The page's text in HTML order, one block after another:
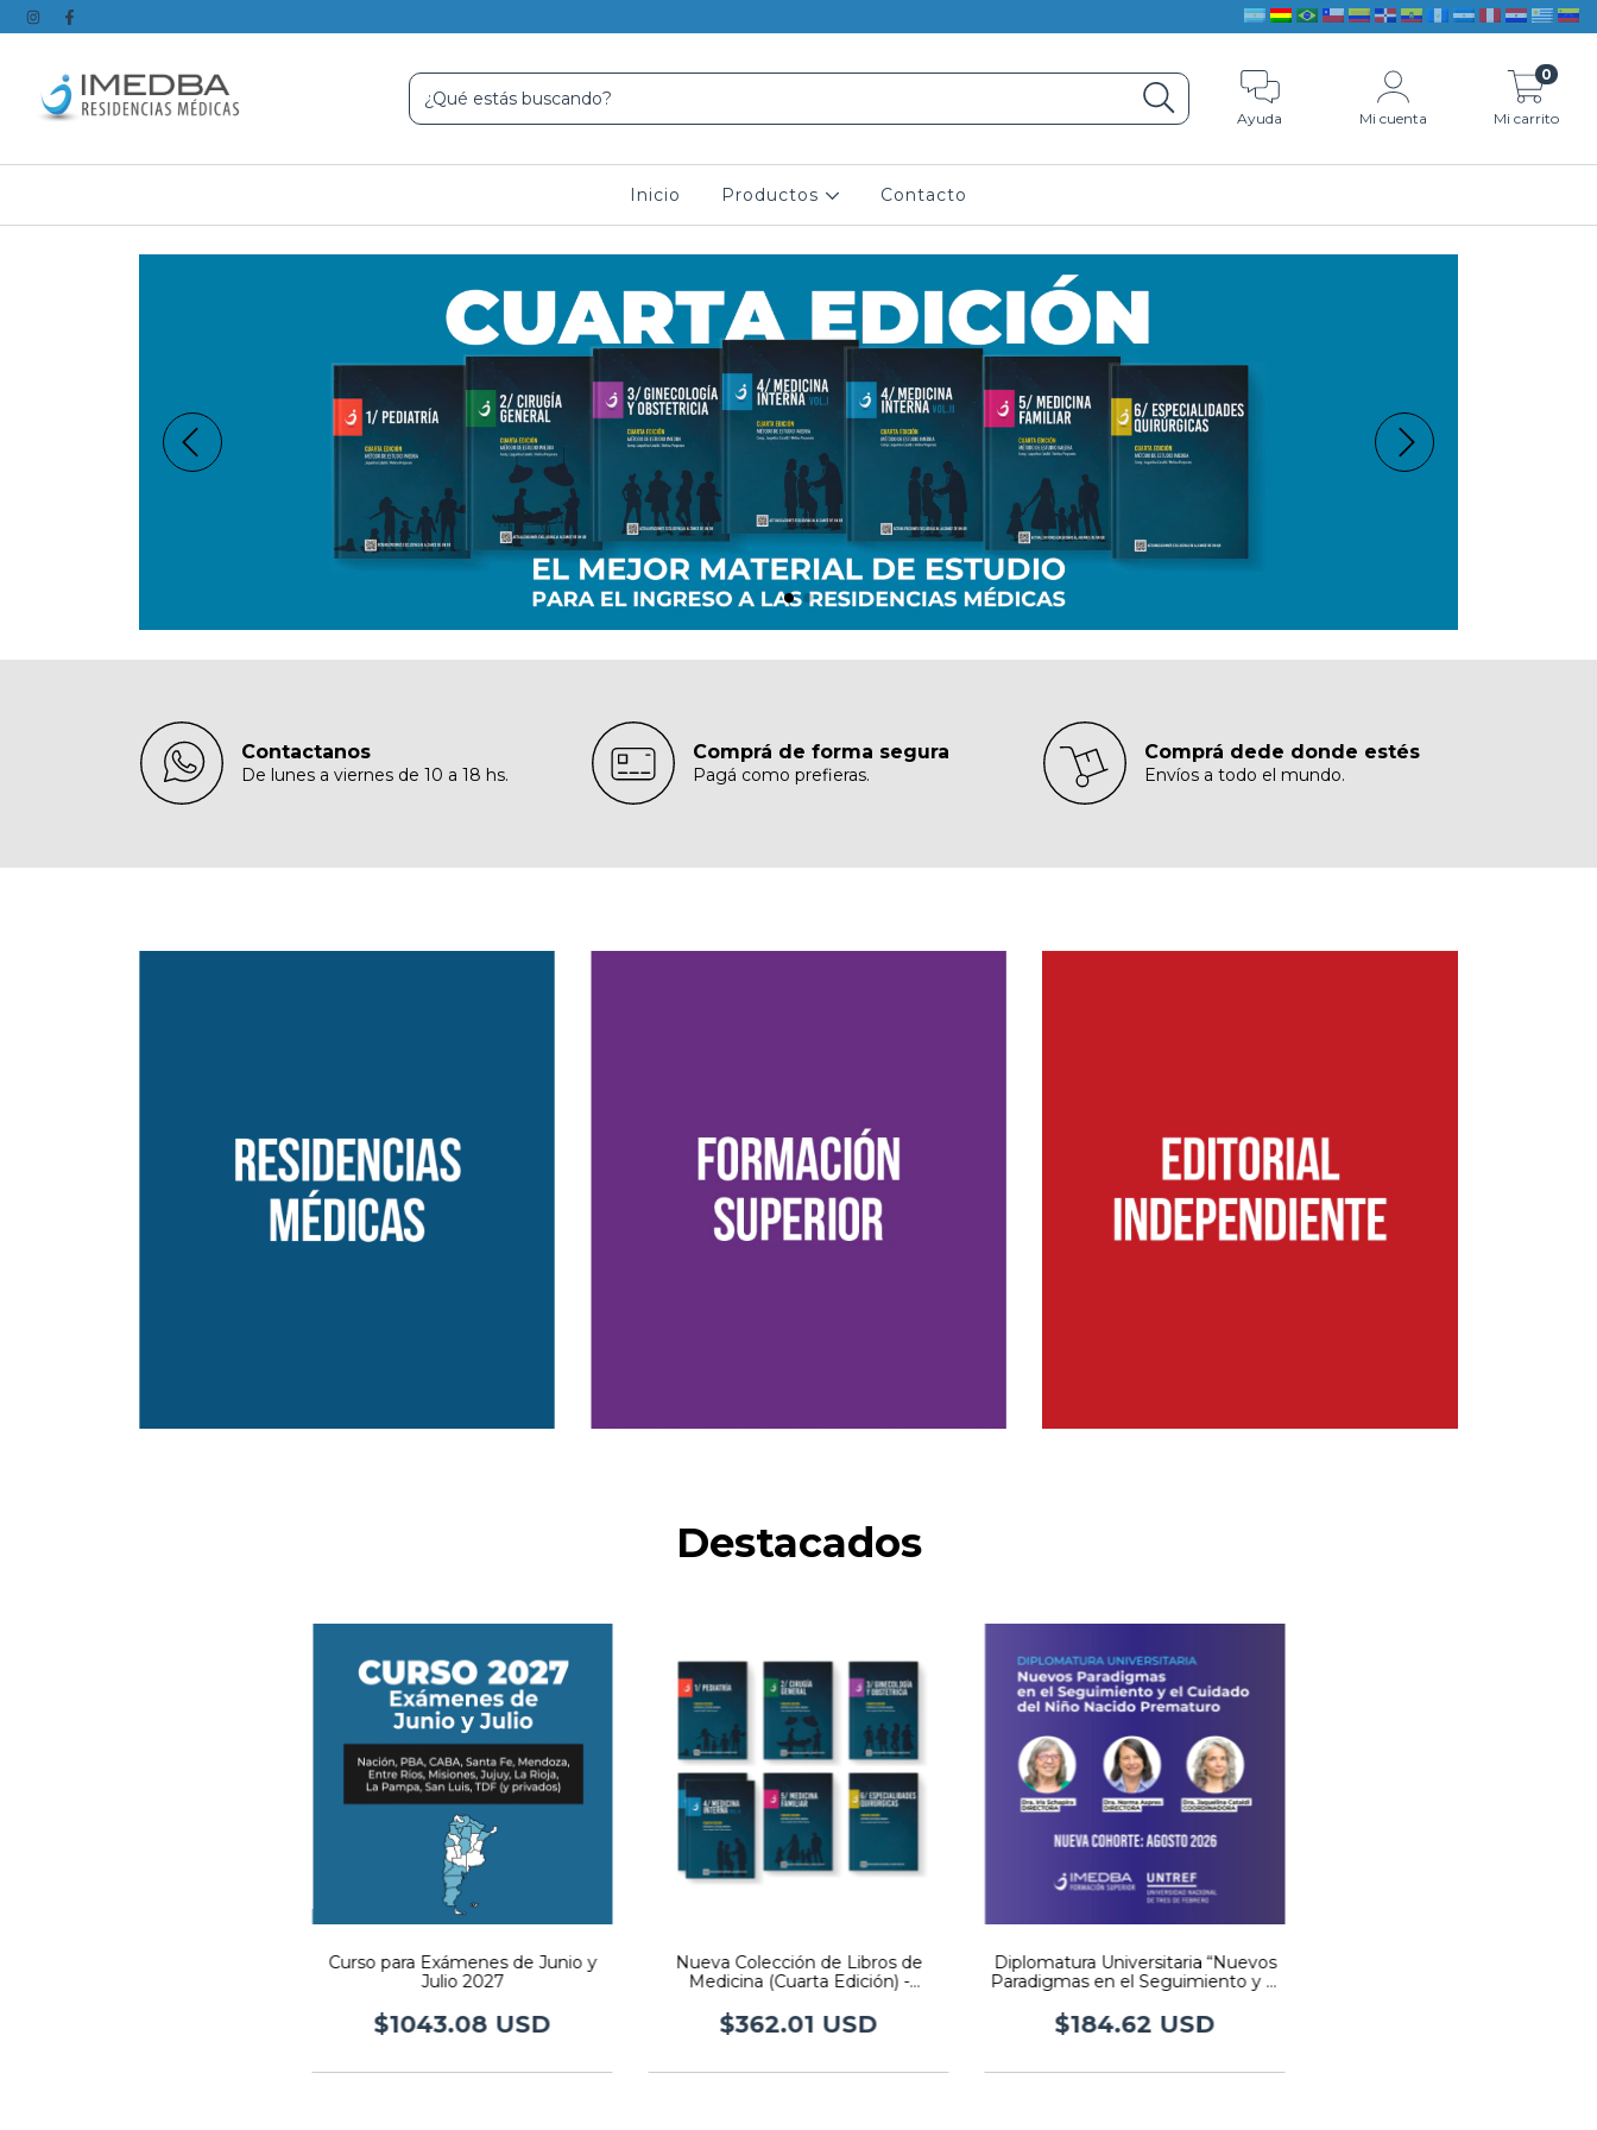
Ayuda Mi cuenta Mi carrito
0
Inicio Productos Contacto
Contactanos
De lunes a viernes de 10 a 18 hs.
Comprá de forma segura
Pagá como prefieras.
Comprá dede donde estés
Envíos a todo el mundo.
Destacados
Curso para Exámenes de Junio y
Julio 2027
$1043.08 USD
Nueva Colección de Libros de
Medicina (Cuarta Edición) -
$362.01 USD
Diplomatura Universitaria “Nuevos
Paradigmas en el Seguimiento y el
Prematuro”
$184.62 USD